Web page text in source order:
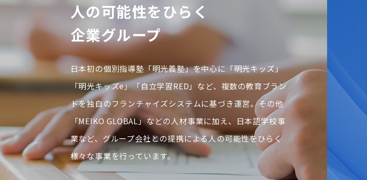
人の可能性をひらく
企業グループ
日本初の個別指導塾「明光義塾」を中心に「明光キッズ」
「明光キッズe」「自立学習RED」など、複数の教育ブラン
ドを独自のフランチャイズシステムに基づき運営。その他
「MEIKO GLOBAL」などの人材事業に加え、日本語学校事
業など、グループ会社との提携による人の可能性をひらく
様々な事業を行っています。